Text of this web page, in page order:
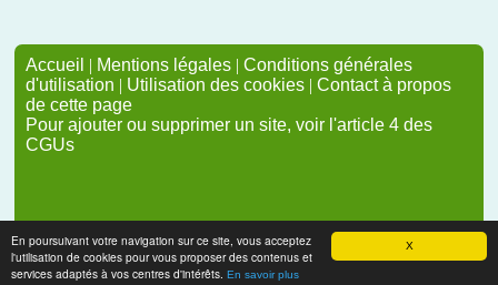
X
En poursuivant votre navigation sur ce site, vous acceptez
l'utilisation de cookies pour vous proposer des contenus et
services adaptés à vos centres d'intérêts. En savoir plus
Accueil | Mentions légales | Conditions générales
d'utilisation | Utilisation des cookies | Contact à propos
de cette page
Pour ajouter ou supprimer un site, voir l'article 4 des
CGUs